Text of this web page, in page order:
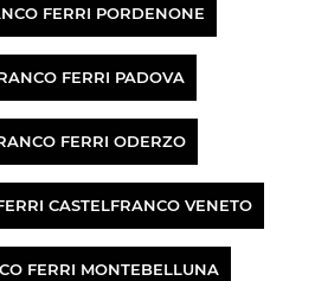
FERRI PORDENONE
FERRI PADOVA
FERRI ODERZO
CASTELFRANCO VENETO
FERRI MONTEBELLUNA